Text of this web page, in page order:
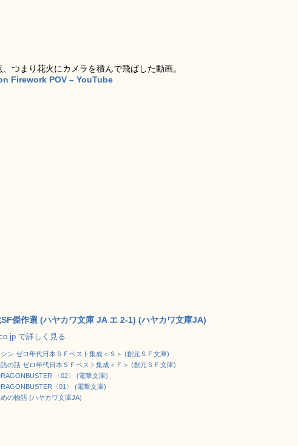
つまり花火にカメラを積んで飛ばした動画。
Firework POV – YouTube
傑作選 (ハヤカワ文庫 JA エ 2-1) (ハヤカワ文庫JA)
で詳しく見る
ン ゼロ年代日本ＳＦベスト集成＜Ｓ＞ (創元ＳＦ文庫)
の話 ゼロ年代日本ＳＦベスト集成＜Ｆ＞ (創元ＳＦ文庫)
〈02〉 (電撃文庫)
〈01〉 (電撃文庫)
の物語 (ハヤカワ文庫JA)